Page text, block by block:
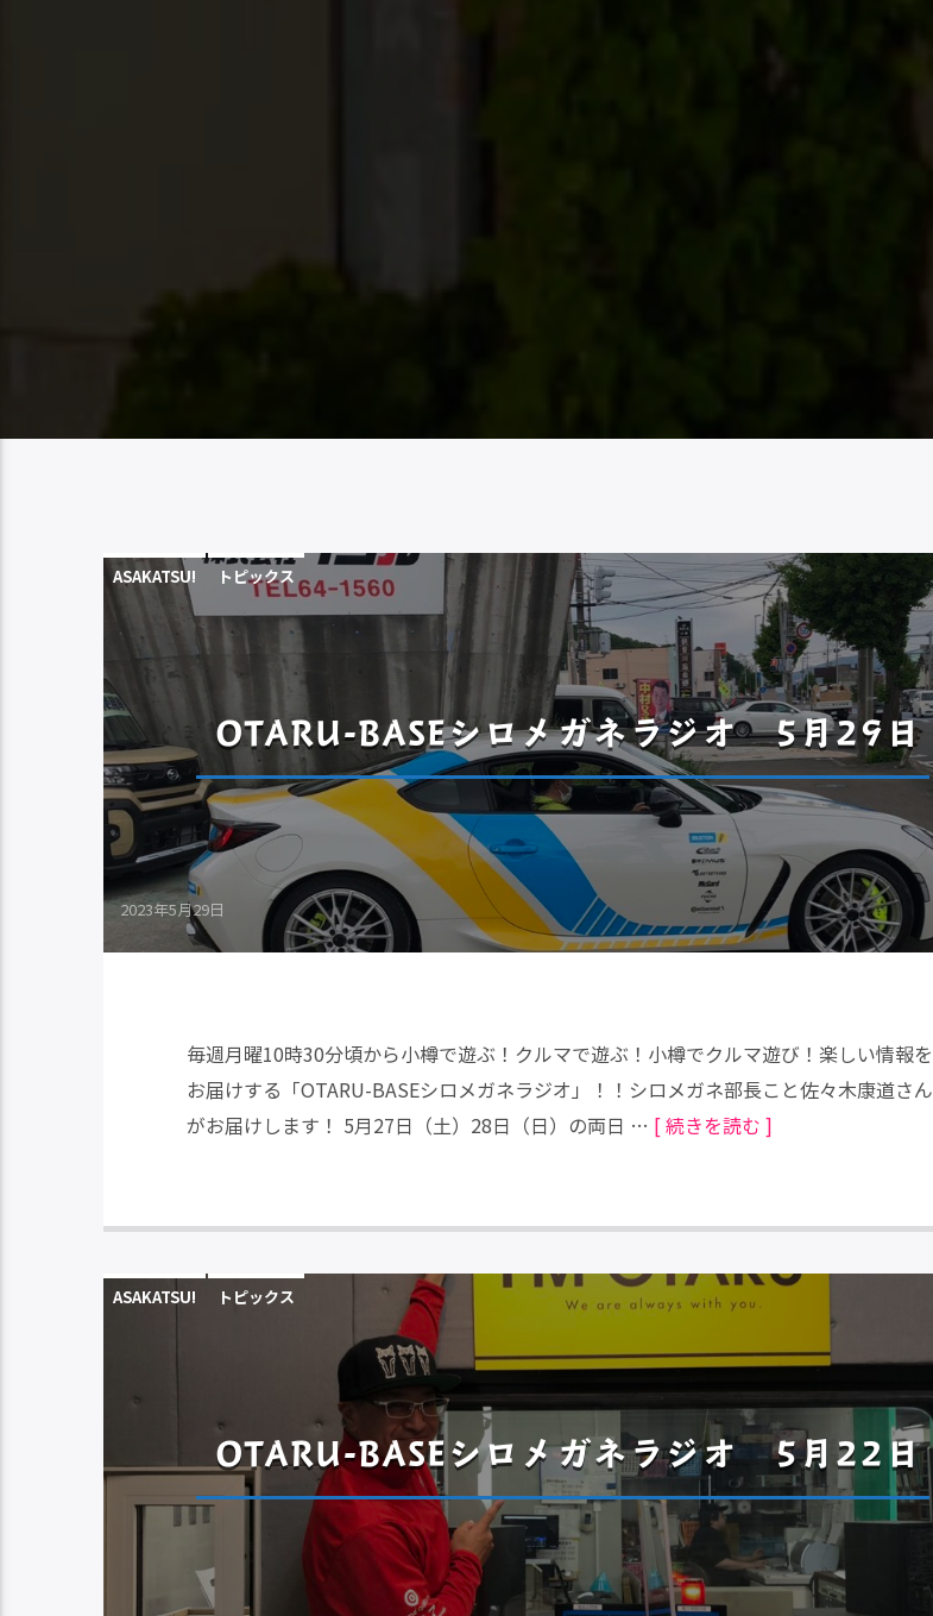
ASAKATSU! トピックス
OTARU-BASEシロメガネラジオ 5月29日
2023年5月29日
毎週月曜10時30分頃から小樽で遊ぶ！クルマで遊ぶ！小樽でクルマ遊び！楽しい情報を
お届けする「OTARU-BASEシロメガネラジオ」！！シロメガネ部長こと佐々木康道さん
がお届けします！ 5月27日（土）28日（日）の両日 … [ 続きを読む ]
ASAKATSU! トピックス
OTARU-BASEシロメガネラジオ 5月22日